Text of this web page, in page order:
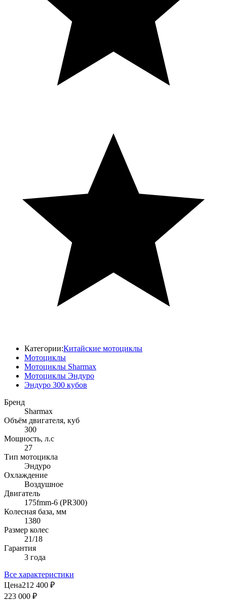
Категории:Китайские мотоциклы
Мотоциклы
Мотоциклы Sharmax
Мотоциклы Эндуро
Эндуро 300 кубов
Бренд
Sharmax
Объём двигателя, куб
300
Мощность, л.с
27
Тип мотоцикла
Эндуро
Охлаждение
Воздушное
Двигатель
175fmm-6 (PR300)
Колесная база, мм
1380
Размер колес
21/18
Гарантия
3 года
Все характеристики
Цена212 400 ₽
223 000 ₽